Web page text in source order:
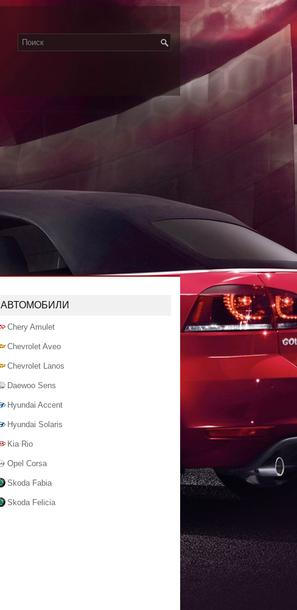
АВТОМОБИЛИ
Chery Amulet
Chevrolet Aveo
Chevrolet Lanos
Daewoo Sens
Hyundai Accent
Hyundai Solaris
Kia Rio
Opel Corsa
Skoda Fabia
Skoda Felicia